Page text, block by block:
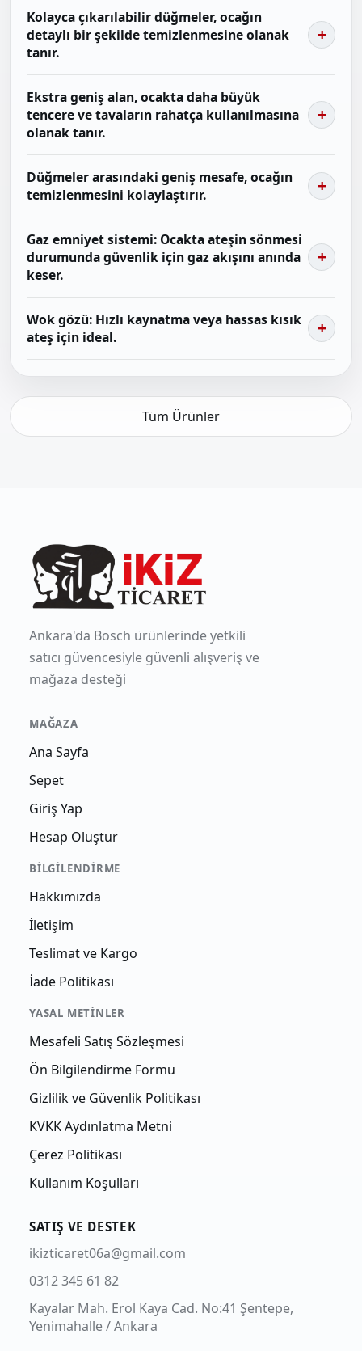
Kolayca çıkarılabilir düğmeler, ocağın
detaylı bir şekilde temizlenmesine olanak
tanır.
Ekstra geniş alan, ocakta daha büyük
tencere ve tavaların rahatça kullanılmasına
olanak tanır.
Düğmeler arasındaki geniş mesafe, ocağın
temizlenmesini kolaylaştırır.
Gaz emniyet sistemi: Ocakta ateşin sönmesi
durumunda güvenlik için gaz akışını anında
keser.
Wok gözü: Hızlı kaynatma veya hassas kısık
ateş için ideal.
Tüm Ürünler
Ankara'da Bosch ürünlerinde yetkili
satıcı güvencesiyle güvenli alışveriş ve
mağaza desteği
MAĞAZA
Ana Sayfa
Sepet
Giriş Yap
Hesap Oluştur
BILGILENDIRME
Hakkımızda
İletişim
Teslimat ve Kargo
İade Politikası
YASAL METINLER
Mesafeli Satış Sözleşmesi
Ön Bilgilendirme Formu
Gizlilik ve Güvenlik Politikası
KVKK Aydınlatma Metni
Çerez Politikası
Kullanım Koşulları
SATIŞ VE DESTEK
ikizticaret06a@gmail.com
0312 345 61 82
Kayalar Mah. Erol Kaya Cad. No:41 Şentepe,
Yenimahalle / Ankara